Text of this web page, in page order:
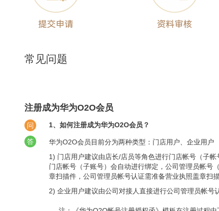
常见问题
注册成为华为O2O会员
问 1、如何注册成为华为O2O会员？
答
华为O2O会员目前分为两种类型：门店用户、企业用户
1) 门店用户建议由店长/店员等角色进行门店帐号（子
门店帐号（子账号）会自动进行绑定，公司管理员帐号
章扫描件，公司管理员帐号认证需准备营业执照盖章扫
2) 企业用户建议由公司对接人直接进行公司管理员帐